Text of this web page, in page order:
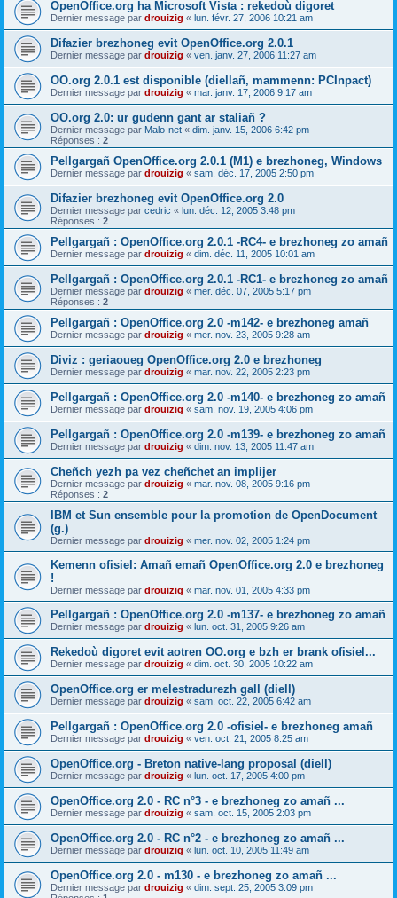
OpenOffice.org ha Microsoft Vista : rekedoù digoret
Dernier message par drouizig « lun. févr. 27, 2006 10:21 am
Difazier brezhoneg evit OpenOffice.org 2.0.1
Dernier message par drouizig « ven. janv. 27, 2006 11:27 am
OO.org 2.0.1 est disponible (diellañ, mammenn: PCInpact)
Dernier message par drouizig « mar. janv. 17, 2006 9:17 am
OO.org 2.0: ur gudenn gant ar staliañ ?
Dernier message par Malo-net « dim. janv. 15, 2006 6:42 pm
Réponses : 2
Pellgargañ OpenOffice.org 2.0.1 (M1) e brezhoneg, Windows
Dernier message par drouizig « sam. déc. 17, 2005 2:50 pm
Difazier brezhoneg evit OpenOffice.org 2.0
Dernier message par cedric « lun. déc. 12, 2005 3:48 pm
Réponses : 2
Pellgargañ : OpenOffice.org 2.0.1 -RC4- e brezhoneg zo amañ
Dernier message par drouizig « dim. déc. 11, 2005 10:01 am
Pellgargañ : OpenOffice.org 2.0.1 -RC1- e brezhoneg zo amañ
Dernier message par drouizig « mer. déc. 07, 2005 5:17 pm
Réponses : 2
Pellgargañ : OpenOffice.org 2.0 -m142- e brezhoneg amañ
Dernier message par drouizig « mer. nov. 23, 2005 9:28 am
Diviz : geriaoueg OpenOffice.org 2.0 e brezhoneg
Dernier message par drouizig « mar. nov. 22, 2005 2:23 pm
Pellgargañ : OpenOffice.org 2.0 -m140- e brezhoneg zo amañ
Dernier message par drouizig « sam. nov. 19, 2005 4:06 pm
Pellgargañ : OpenOffice.org 2.0 -m139- e brezhoneg zo amañ
Dernier message par drouizig « dim. nov. 13, 2005 11:47 am
Cheñch yezh pa vez cheñchet an implijer
Dernier message par drouizig « mar. nov. 08, 2005 9:16 pm
Réponses : 2
IBM et Sun ensemble pour la promotion de OpenDocument
(g.)
Dernier message par drouizig « mer. nov. 02, 2005 1:24 pm
Kemenn ofisiel: Amañ emañ OpenOffice.org 2.0 e brezhoneg
!
Dernier message par drouizig « mar. nov. 01, 2005 4:33 pm
Pellgargañ : OpenOffice.org 2.0 -m137- e brezhoneg zo amañ
Dernier message par drouizig « lun. oct. 31, 2005 9:26 am
Rekedoù digoret evit aotren OO.org e bzh er brank ofisiel...
Dernier message par drouizig « dim. oct. 30, 2005 10:22 am
OpenOffice.org er melestradurezh gall (diell)
Dernier message par drouizig « sam. oct. 22, 2005 6:42 am
Pellgargañ : OpenOffice.org 2.0 -ofisiel- e brezhoneg amañ
Dernier message par drouizig « ven. oct. 21, 2005 8:25 am
OpenOffice.org - Breton native-lang proposal (diell)
Dernier message par drouizig « lun. oct. 17, 2005 4:00 pm
OpenOffice.org 2.0 - RC n°3 - e brezhoneg zo amañ ...
Dernier message par drouizig « sam. oct. 15, 2005 2:03 pm
OpenOffice.org 2.0 - RC n°2 - e brezhoneg zo amañ ...
Dernier message par drouizig « lun. oct. 10, 2005 11:49 am
OpenOffice.org 2.0 - m130 - e brezhoneg zo amañ ...
Dernier message par drouizig « dim. sept. 25, 2005 3:09 pm